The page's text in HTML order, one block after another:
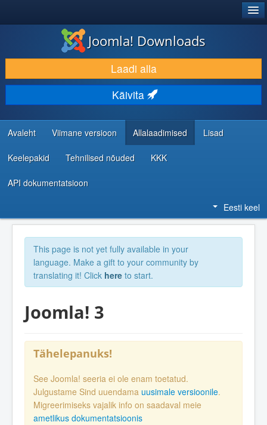
LAADI ALLA JA LAIENDA
AVASTA JA ÕPI
KOGUKOND JA KASUTAJATUGI
RESSURSID ARENDAJATELE
Joomla! Downloads
Laadi alla
Käivita
Avaleht Viimane versioon Allalaadimised Lisad
Keelepakid Tehnilised nõuded KKK
API dokumentatsioon
Eesti keel
This page is not yet fully available in your
language. Make a gift to your community by
translating it! Click here to start.
Joomla! 3
Tähelepanuks!
See Joomla! seeria ei ole enam toetatud.
Julgustame Sind uuendama uusimale versioonile.
Migreerimiseks vajalik info on saadaval meie
ametlikus dokumentatsioonis